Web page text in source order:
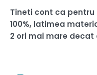
Tineti cont ca
100%, latimea
2 ori mai mare decat